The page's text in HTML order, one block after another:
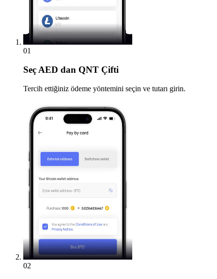
01
Seç AED dan QNT Çifti
Tercih ettiğiniz ödeme yöntemini seçin ve tutarı girin.
02